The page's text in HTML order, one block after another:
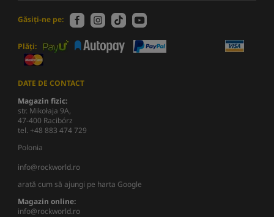
Găsiți-ne pe:
Plăți:
DATE DE CONTACT
Magazin fizic:
str. Mikołaja 9A,
47-400 Racibórz
tel. +48 883 474 729
Polonia
info@rockworld.ro
arată cum să ajungi pe harta Google
Magazin online:
info@rockworld.ro